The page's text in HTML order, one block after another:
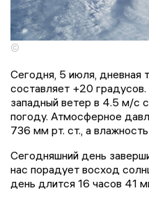
©
Сегодня, 5 июля, дневная
составляет +20
западный ветер в 4.5 м/с
погоду. Атмосферное
736 мм рт. ст., а
Сегодняшний день
нас порадует восход
день длится 16 часов 41